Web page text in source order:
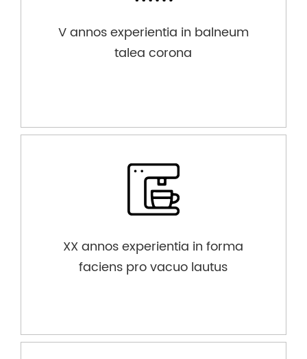
V annos experientia in balneum
talea corona
XX annos experientia in forma
faciens pro vacuo lautus